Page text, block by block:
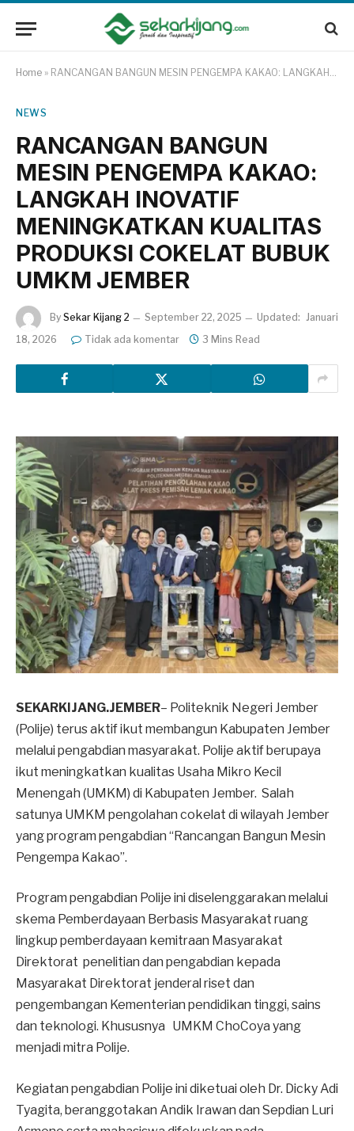
Home » RANCANGAN BANGUN MESIN PENGEMPA KAKAO: LANGKAH INOVATIF MENINGKATKAN KUALITAS PRODUKSI COKELAT BUBUK UMKM JEMBER
NEWS
RANCANGAN BANGUN
MESIN PENGEMPA KAKAO:
LANGKAH INOVATIF
MENINGKATKAN KUALITAS
PRODUKSI COKELAT BUBUK
UMKM JEMBER
By Sekar Kijang 2 September 22, 2025 Updated: Januari
18, 2026
Tidak ada komentar 3 Mins Read
SEKARKIJANG.JEMBER– Politeknik Negeri Jember
(Polije) terus aktif ikut membangun Kabupaten Jember
melalui pengabdian masyarakat. Polije aktif berupaya
ikut meningkatkan kualitas Usaha Mikro Kecil
Menengah (UMKM) di Kabupaten Jember. Salah
satunya UMKM pengolahan cokelat di wilayah Jember
yang program pengabdian “Rancangan Bangun Mesin
Pengempa Kakao”.
Program pengabdian Polije ini diselenggarakan melalui
skema Pemberdayaan Berbasis Masyarakat ruang
lingkup pemberdayaan kemitraan Masyarakat
Direktorat penelitian dan pengabdian kepada
Masyarakat Direktorat jenderal riset dan
pengembangan Kementerian pendidikan tinggi, sains
dan teknologi. Khususnya UMKM ChoCoya yang
menjadi mitra Polije.
Kegiatan pengabdian Polije ini diketuai oleh Dr. Dicky Adi
Tyagita, beranggotakan Andik Irawan dan Sepdian Luri